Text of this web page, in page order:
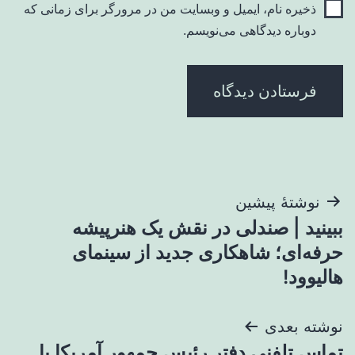
ذخیره نام، ایمیل و وبسایت من در مرورگر برای زمانی که
دوباره دیدگاهی می‌نویسم.
راهبری
نوشته
نوشتهٔ پیشین
ببینید | صندلی در نقش یک هنرپیشه
حرفه‌ای؛ شاهکاری جدید از سینمای
هالیوود!
نوشته بعدی